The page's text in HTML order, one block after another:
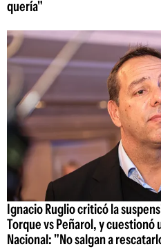
quería"
Ignacio Ruglio criticó la
Torque vs Peñarol, y
Nacional: "No salgan a